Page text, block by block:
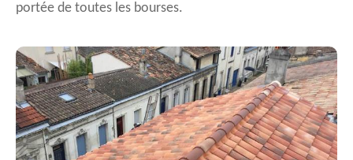
portée de toutes les bourses.